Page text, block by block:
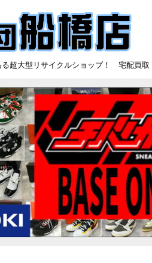
超大型リサイクルショップ！ 宅配買取